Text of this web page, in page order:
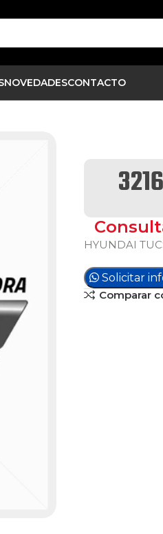
NOVEDADESCONTACTO
3216
HYUNDAI
Solicitar
Comparar